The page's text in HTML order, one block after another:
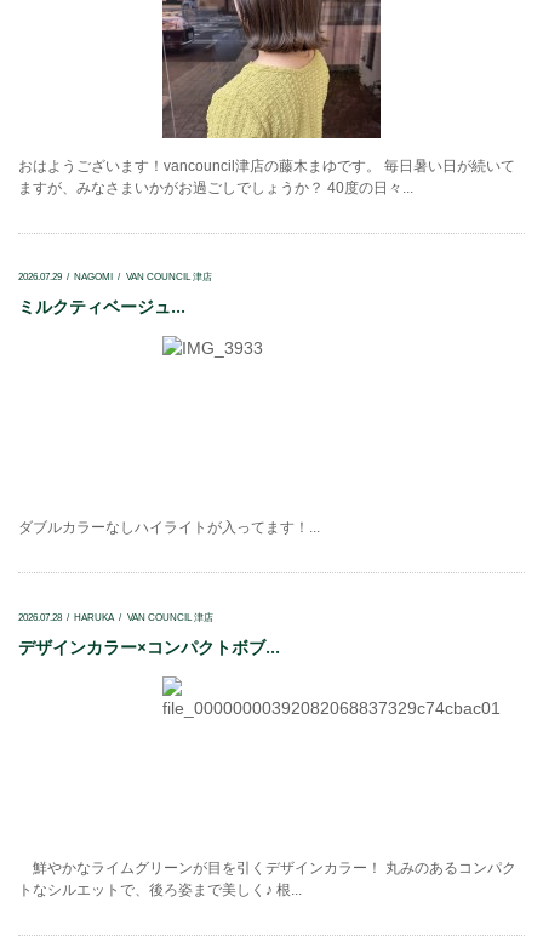
おはようございます！vancouncil津店の藤木まゆです。 毎日暑い日が続いて
ますが、みなさまいかがお過ごしでしょうか？ 40度の日々...
2026.07.29 NAGOMI VAN COUNCIL 津店
ミルクティベージュ...
ダブルカラーなしハイライトが入ってます！...
2026.07.28 HARUKA VAN COUNCIL 津店
デザインカラー×コンパクトボブ...
鮮やかなライムグリーンが目を引くデザインカラー！ 丸みのあるコンパク
トなシルエットで、後ろ姿まで美しく♪ 根...